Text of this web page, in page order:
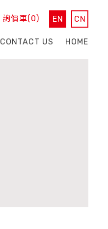
詢價車(0) EN CN
CONTACT US HOME